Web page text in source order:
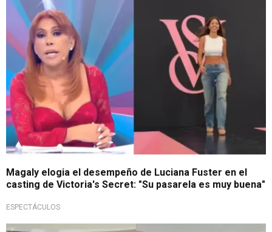
Magaly elogia el desempeño de Luciana Fuster en el
casting de Victoria's Secret: "Su pasarela es muy buena"
ESPECTÁCULOS